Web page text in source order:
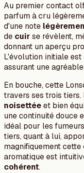
Au premier contact
parfum à cru
d'une note
de cuir se révèlent,
donnant un aperçu
L'évolution initiale est
assurant une
En bouche, cette
travers ses trois
noisettéeet bien
une continuité douce
idéal pour les
tiers, quant à lui,
magnifiquement
aromatique est
cohérent.